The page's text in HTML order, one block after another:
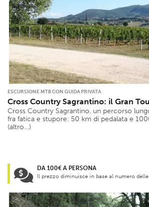
ESCURSIONE MTB CON GUIDA PRIVATA
Cross Country Sagrantino: il Gran
Cross Country Sagrantino, un percorso
fra fatica e stupore: 50 km di pedalata e
(altro…)
DA 100€ A PERSONA
Il prezzo diminuisce in base al numero